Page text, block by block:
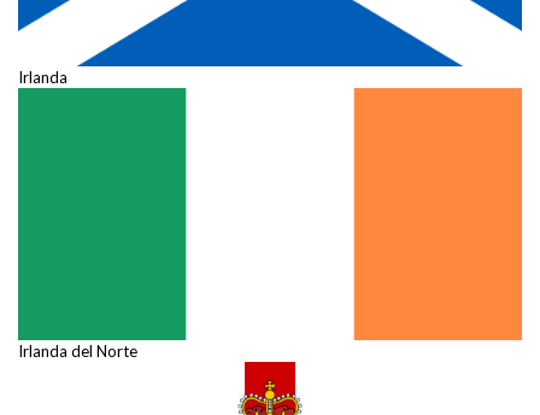
Irlanda
Irlanda del Norte